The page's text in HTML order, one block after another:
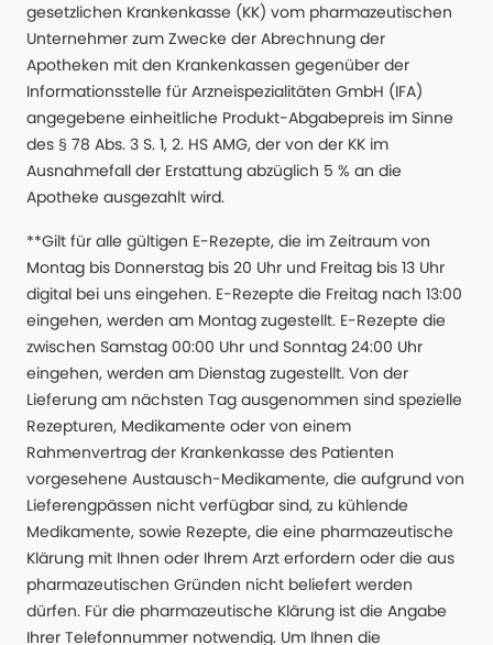
gesetzlichen Krankenkasse (KK) vom pharmazeutischen
Unternehmer zum Zwecke der Abrechnung der
Apotheken mit den Krankenkassen gegenüber der
Informationsstelle für Arzneispezialitäten GmbH (IFA)
angegebene einheitliche Produkt-Abgabepreis im Sinne
des § 78 Abs. 3 S. 1, 2. HS AMG, der von der KK im
Ausnahmefall der Erstattung abzüglich 5 % an die
Apotheke ausgezahlt wird.
**Gilt für alle gültigen E-Rezepte, die im Zeitraum von
Montag bis Donnerstag bis 20 Uhr und Freitag bis 13 Uhr
digital bei uns eingehen. E-Rezepte die Freitag nach 13:00
eingehen, werden am Montag zugestellt. E-Rezepte die
zwischen Samstag 00:00 Uhr und Sonntag 24:00 Uhr
eingehen, werden am Dienstag zugestellt. Von der
Lieferung am nächsten Tag ausgenommen sind spezielle
Rezepturen, Medikamente oder von einem
Rahmenvertrag der Krankenkasse des Patienten
vorgesehene Austausch-Medikamente, die aufgrund von
Lieferengpässen nicht verfügbar sind, zu kühlende
Medikamente, sowie Rezepte, die eine pharmazeutische
Klärung mit Ihnen oder Ihrem Arzt erfordern oder die aus
pharmazeutischen Gründen nicht beliefert werden
dürfen. Für die pharmazeutische Klärung ist die Angabe
Ihrer Telefonnummer notwendig. Um Ihnen die